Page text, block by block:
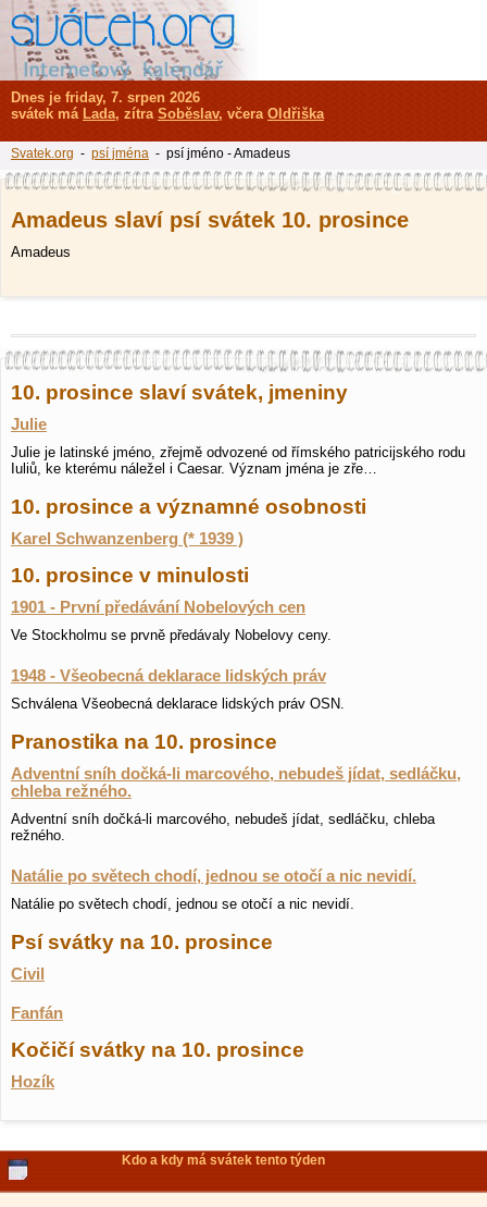
Amadeus slaví psí svátek 10. prosince
Amadeus
10. prosince slaví svátek, jmeniny
Julie
Julie je latinské jméno, zřejmě odvozené od římského patricijského rodu
Iuliů, ke kterému náležel i Caesar. Význam jména je zře…
10. prosince a významné osobnosti
Karel Schwanzenberg (* 1939 )
10. prosince v minulosti
1901 - První předávání Nobelových cen
Ve Stockholmu se prvně předávaly Nobelovy ceny.
1948 - Všeobecná deklarace lidských práv
Schválena Všeobecná deklarace lidských práv OSN.
Pranostika na 10. prosince
Adventní sníh dočká-li marcového, nebudeš jídat, sedláčku,
chleba režného.
Adventní sníh dočká-li marcového, nebudeš jídat, sedláčku, chleba
režného.
Natálie po světech chodí, jednou se otočí a nic nevidí.
Natálie po světech chodí, jednou se otočí a nic nevidí.
Psí svátky na 10. prosince
Civil
Fanfán
Kočičí svátky na 10. prosince
Hozík
Kdo a kdy má svátek tento týden
Dnes je friday, 7. srpen 2026
svátek má Lada, zítra Soběslav, včera Oldřiška
Svatek.org - psí jména - psí jméno - Amadeus